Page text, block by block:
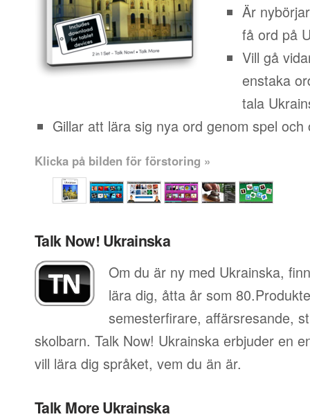
Är
få ord på
Vill gå
enstaka
tala
Gillar att lära sig nya ord genom spel och
Klicka på bilden för förstoring »
Talk Now! Ukrainska
Om du är ny med Ukrainska,
lära dig, åtta år som
semesterfirare, affärsresande,
skolbarn. Talk Now! Ukrainska erbjuder en
vill lära dig språket, vem du än är.
Talk More Ukrainska